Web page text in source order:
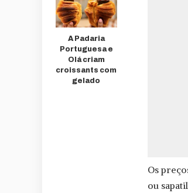
A Padaria
Portuguesa e
Olá criam
croissants com
gelado
Os
ou